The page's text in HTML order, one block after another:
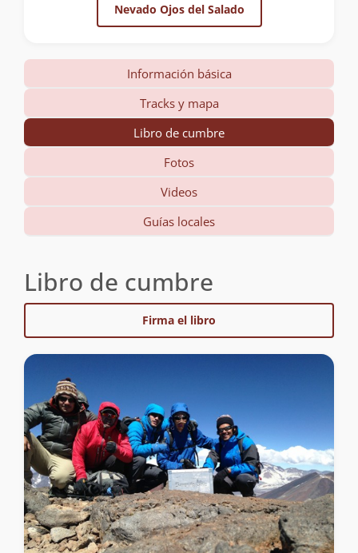
Nevado Ojos del Salado
Información básica
Tracks y mapa
Libro de cumbre
Fotos
Videos
Guías locales
Libro de cumbre
Firma el libro